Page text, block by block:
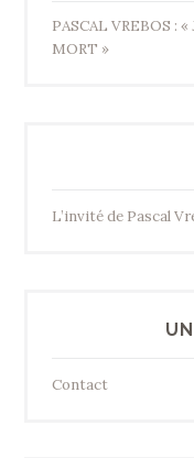
PASCAL VREBOS :
MORT »
L’invité de Pascal
Contact